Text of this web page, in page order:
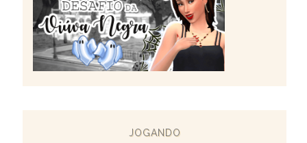
JOGANDO